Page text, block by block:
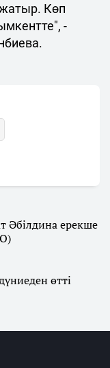
Көп
-
Әбілдина ерекше
өтті